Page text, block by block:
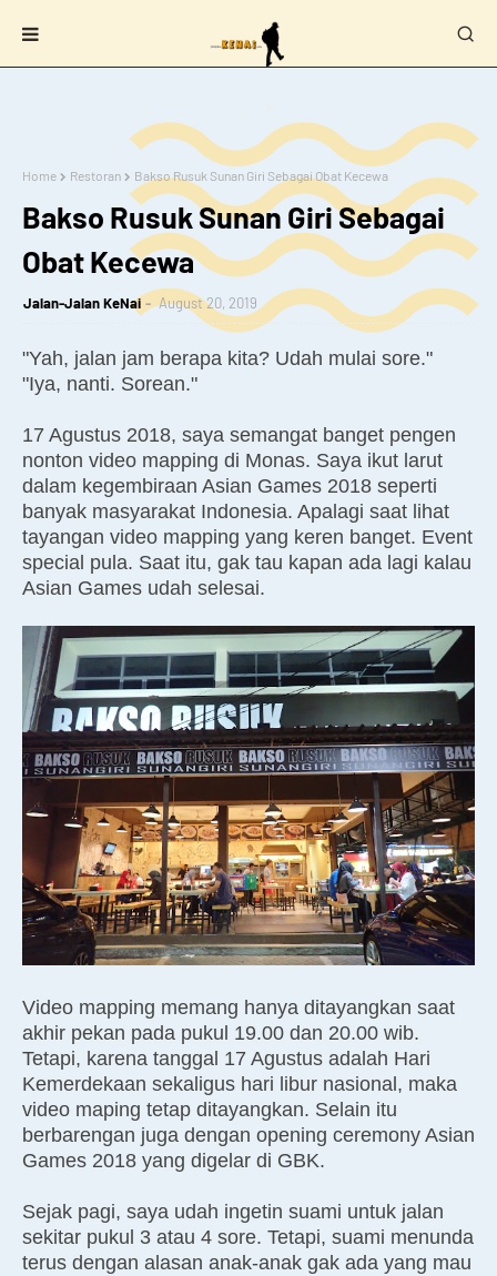
Home Restoran Bakso Rusuk Sunan Giri Sebagai Obat Kecewa
Bakso Rusuk Sunan Giri Sebagai
Obat Kecewa
Jalan-Jalan KeNai August 20, 2019
"Yah, jalan jam berapa kita? Udah mulai sore."
"Iya, nanti. Sorean."
17 Agustus 2018, saya semangat banget pengen
nonton video mapping di Monas. Saya ikut larut
dalam kegembiraan Asian Games 2018 seperti
banyak masyarakat Indonesia. Apalagi saat lihat
tayangan video mapping yang keren banget. Event
special pula. Saat itu, gak tau kapan ada lagi kalau
Asian Games udah selesai.
Video mapping memang hanya ditayangkan saat
akhir pekan pada pukul 19.00 dan 20.00 wib.
Tetapi, karena tanggal 17 Agustus adalah Hari
Kemerdekaan sekaligus hari libur nasional, maka
video maping tetap ditayangkan. Selain itu
berbarengan juga dengan opening ceremony Asian
Games 2018 yang digelar di GBK.
Sejak pagi, saya udah ingetin suami untuk jalan
sekitar pukul 3 atau 4 sore. Tetapi, suami menunda
terus dengan alasan anak-anak gak ada yang mau